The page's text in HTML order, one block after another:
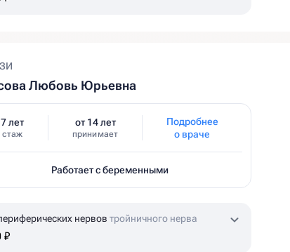
Любовь Юрьевна
7 лет
стаж
от 14 лет
принимает
Подробнее
о враче
Работает с беременными
нервов тройничного нерва
₽